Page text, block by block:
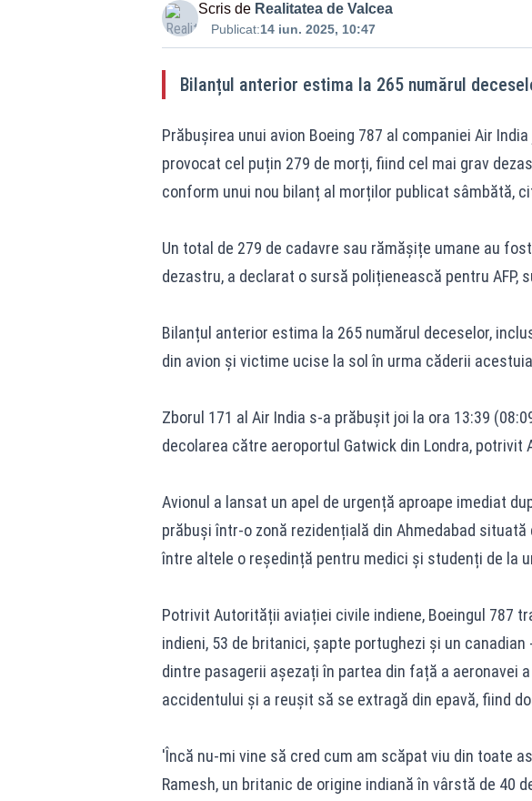
Scris de Realitatea de Valcea
Publicat:14 iun. 2025, 10:47
Bilanțul anterior estima la 265 numărul
Prăbușirea unui avion Boeing 787 al companiei Air
provocat cel puțin 279 de morți, fiind cel mai grav
conform unui nou bilanț al morților publicat sâmbătă,
Un total de 279 de cadavre sau rămășițe umane au
dezastru, a declarat o sursă polițienească pentru AFP,
Bilanțul anterior estima la 265 numărul deceselor,
din avion și victime ucise la sol în urma căderii
Zborul 171 al Air India s-a prăbușit joi la ora 13:39
decolarea către aeroportul Gatwick din Londra,
Avionul a lansat un apel de urgență aproape imediat
prăbuși într-o zonă rezidențială din Ahmedabad
între altele o reședință pentru medici și studenți de la
Potrivit Autorității aviației civile indiene, Boeingul 787
indieni, 53 de britanici, șapte portughezi și un canadian
dintre pasagerii așezați în partea din față a aeronavei
accidentului și a reușit să se extragă din epavă, fiind
'Încă nu-mi vine să cred cum am scăpat viu din toate
Ramesh, un britanic de origine indiană în vârstă de 40